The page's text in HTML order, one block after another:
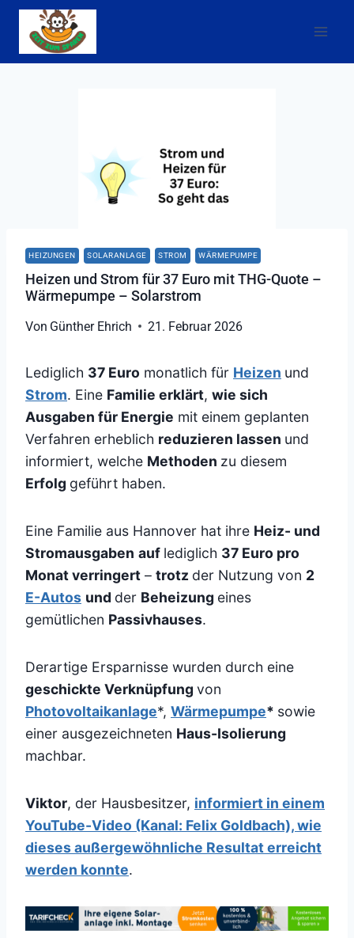
Zum
Inhalt
springen
HEIZUNGEN SOLARANLAGE STROM WÄRMEPUMPE
Heizen und Strom für 37 Euro mit THG-Quote –
Wärmepumpe – Solarstrom
Von Günther Ehrich 21. Februar 2026
Lediglich 37 Euro monatlich für Heizen und
Strom. Eine Familie erklärt, wie sich
Ausgaben für Energie mit einem geplanten
Verfahren erheblich reduzieren lassen und
informiert, welche Methoden zu diesem
Erfolg geführt haben.
Eine Familie aus Hannover hat ihre Heiz- und
Stromausgaben auf lediglich 37 Euro pro
Monat verringert – trotz der Nutzung von 2
E-Autos und der Beheizung eines
gemütlichen Passivhauses.
Derartige Ersparnisse wurden durch eine
geschickte Verknüpfung von
Photovoltaikanlage*, Wärmepumpe* sowie
einer ausgezeichneten Haus-Isolierung
machbar.
Viktor, der Hausbesitzer, informiert in einem
YouTube-Video (Kanal: Felix Goldbach), wie
dieses außergewöhnliche Resultat erreicht
werden konnte.